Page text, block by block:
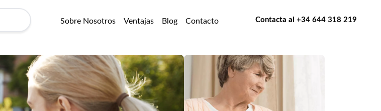
Sobre Nosotros Ventajas Blog Contacto Contacta al +34 644 318 219